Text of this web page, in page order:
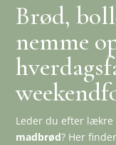
Brød,
nemme
Leder du efter
madbrød? Her